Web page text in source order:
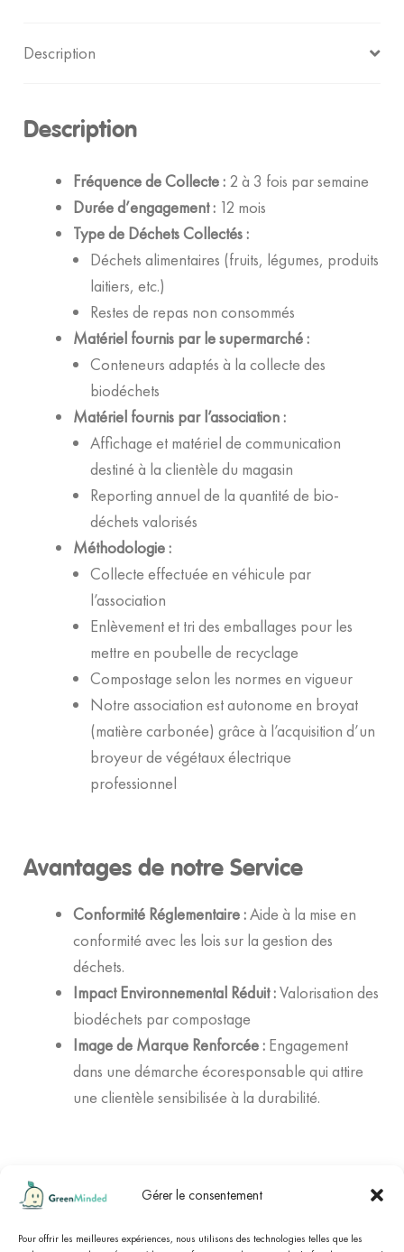
Gérer le consentement
Pour offrir les meilleures expériences, nous utilisons des technologies telles que les
Description
Description
Fréquence de Collecte : 2 à 3 fois par semaine
Durée d’engagement : 12 mois
Type de Déchets Collectés :
Déchets alimentaires (fruits, légumes, produits
laitiers, etc.)
Restes de repas non consommés
Matériel fournis par le supermarché :
Conteneurs adaptés à la collecte des
biodéchets
Matériel fournis par l’association :
Affichage et matériel de communication
destiné à la clientèle du magasin
Reporting annuel de la quantité de bio-
déchets valorisés
Méthodologie :
Collecte effectuée en véhicule par
l’association
Enlèvement et tri des emballages pour les
mettre en poubelle de recyclage
Compostage selon les normes en vigueur
Notre association est autonome en broyat
(matière carbonée) grâce à l’acquisition d’un
broyeur de végétaux électrique
professionnel
Avantages de notre Service
Conformité Réglementaire :Aide à la mise en
conformité avec les lois sur la gestion des
déchets.
Impact Environnemental Réduit :Valorisation des
biodéchets par compostage
Image de Marque Renforcée : Engagement
dans une démarche écoresponsable qui attire
une clientèle sensibilisée à la durabilité.
afficher l'attestation.